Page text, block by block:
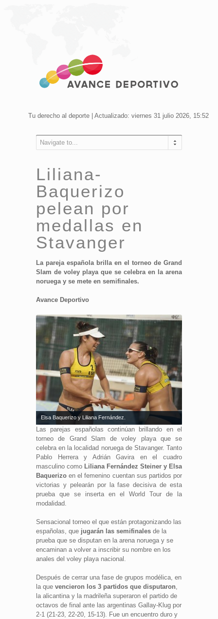
Tu derecho al deporte | Actualizado: viernes 31 julio 2026, 15:52
Navigate to...
Liliana-
Baquerizo
pelean por
medallas en
Stavanger
La pareja española brilla en el torneo de Grand
Slam de voley playa que se celebra en la arena
noruega y se mete en semifinales.
Avance Deportivo
Elsa Baquerizo y Liliana Fernández.
Las parejas españolas continúan brillando en el
torneo de Grand Slam de voley playa que se
celebra en la localidad noruega de Stavanger. Tanto
Pablo Herrera y Adrián Gavira en el cuadro
masculino como Liliana Fernández Steiner y Elsa
Baquerizo en el femenino cuentan sus partidos por
victorias y pelearán por la fase decisiva de esta
prueba que se inserta en el World Tour de la
modalidad.
Sensacional torneo el que están protagonizando las
españolas, que jugarán las semifinales de la
prueba que se disputan en la arena noruega y se
encaminan a volver a inscribir su nombre en los
anales del voley playa nacional.
Después de cerrar una fase de grupos modélica, en
la que vencieron los 3 partidos que disputaron,
la alicantina y la madrileña superaron el partido de
octavos de final ante las argentinas Gallay-Klug por
2-1 (21-23, 22-20, 15-13). Fue un encuentro duro y